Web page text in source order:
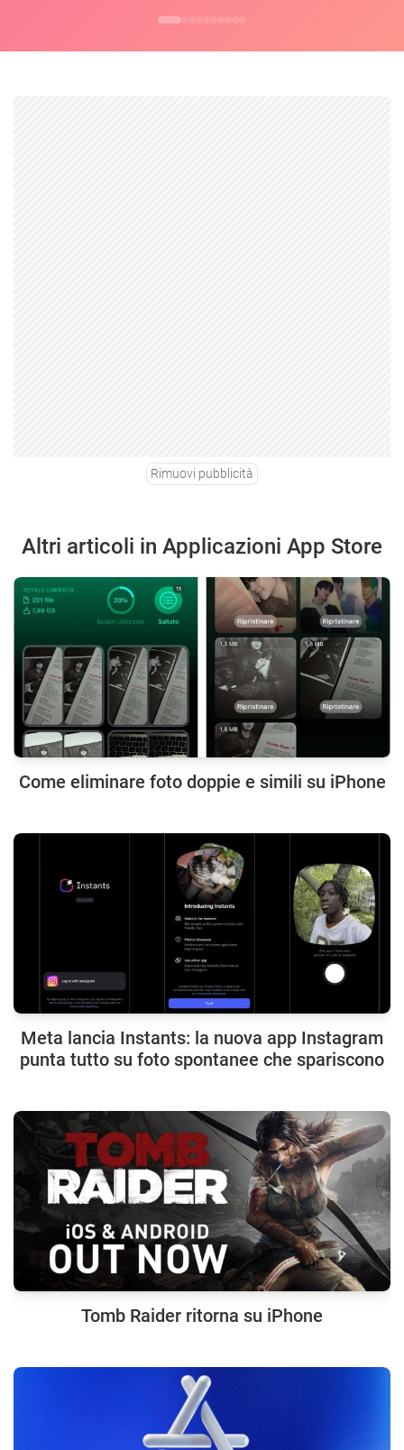
Rimuovi pubblicità
Altri articoli in Applicazioni App Store
Come eliminare foto doppie e simili su iPhone
Meta lancia Instants: la nuova app Instagram
punta tutto su foto spontanee che spariscono
Tomb Raider ritorna su iPhone